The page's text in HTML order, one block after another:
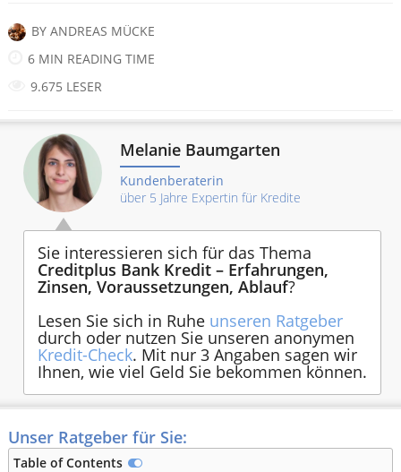
BY ANDREAS MÜCKE
6 MIN READING TIME
9.675 LESER
Melanie Baumgarten
Kundenberaterin
über 5 Jahre Expertin für Kredite
Sie interessieren sich für das Thema
Creditplus Bank Kredit – Erfahrungen,
Zinsen, Voraussetzungen, Ablauf?
Lesen Sie sich in Ruhe unseren Ratgeber
durch oder nutzen Sie unseren anonymen
Kredit-Check. Mit nur 3 Angaben sagen wir
Ihnen, wie viel Geld Sie bekommen können.
Unser Ratgeber für Sie:
Table of Contents